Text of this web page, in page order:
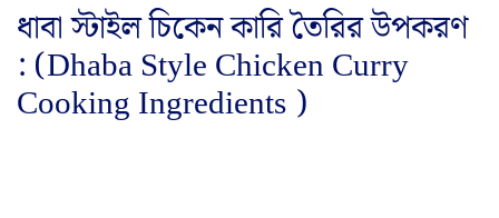
ধাবা স্টাইল চিকেন কারি তৈরির উপকরণ
: (Dhaba Style Chicken Curry
Cooking Ingredients )